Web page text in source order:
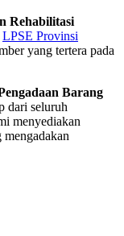
Rehabilitasi
LPSE Provinsi
yang tertera pada
Barang
dari seluruh
menyediakan